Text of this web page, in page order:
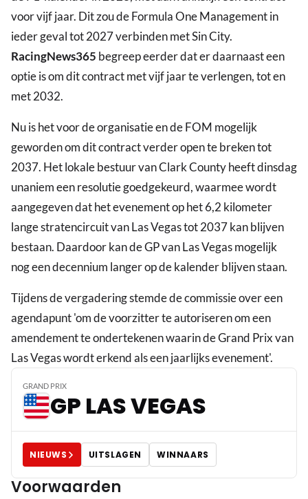
voor vijf jaar. Dit zou de Formula One Management in
ieder geval tot 2027 verbinden met Sin City.
RacingNews365 begreep eerder dat er daarnaast een
optie is om dit contract met vijf jaar te verlengen, tot en
met 2032.
Nu is het voor de organisatie en de FOM mogelijk
geworden om dit contract verder open te breken tot
2037. Het lokale bestuur van Clark County heeft dinsdag
unaniem een resolutie goedgekeurd, waarmee wordt
aangegeven dat het evenement op het 6,2 kilometer
lange stratencircuit van Las Vegas tot 2037 kan blijven
bestaan. Daardoor kan de GP van Las Vegas mogelijk
nog een decennium langer op de kalender blijven staan.
Tijdens de vergadering stemde de commissie over een
agendapunt 'om de voorzitter te autoriseren om een
amendement te ondertekenen waarin de Grand Prix van
Las Vegas wordt erkend als een jaarlijks evenement'.
GRAND PRIX
GP LAS VEGAS
NIEUWS UITSLAGEN WINNAARS
Voorwaarden